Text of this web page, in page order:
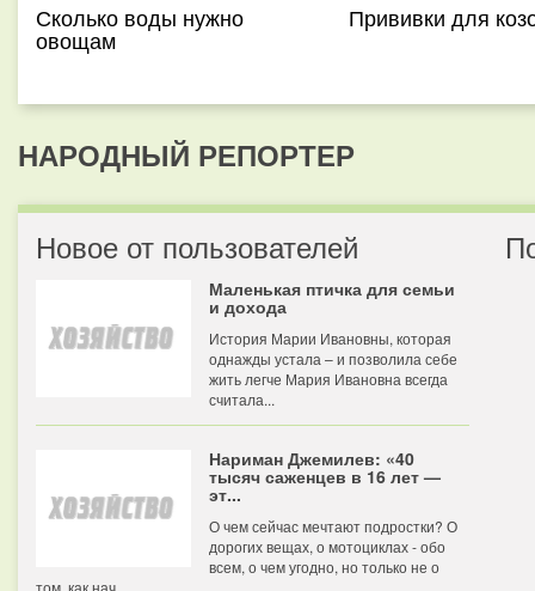
Сколько воды нужно
овощам
Прививки для
НАРОДНЫЙ РЕПОРТЕР
Новое от пользователей
Маленькая птичка для семьи
и дохода
История Марии Ивановны, которая
однажды устала – и позволила себе
жить легче Мария Ивановна всегда
считала...
Нариман Джемилев: «40
тысяч саженцев в 16 лет —
эт...
О чем сейчас мечтают подростки? О
дорогих вещах, о мотоциклах - обо
всем, о чем угодно, но только не о
том, как нач...